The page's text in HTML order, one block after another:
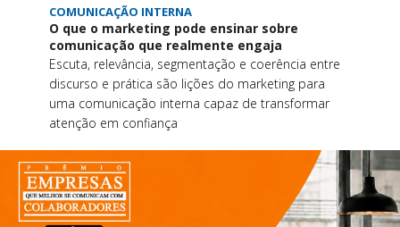
COMUNICAÇÃO INTERNA
O que o marketing pode ensinar sobre
comunicação que realmente engaja
Escuta, relevância, segmentação e coerência entre
discurso e prática são lições do marketing para
uma comunicação interna capaz de transformar
atenção em confiança